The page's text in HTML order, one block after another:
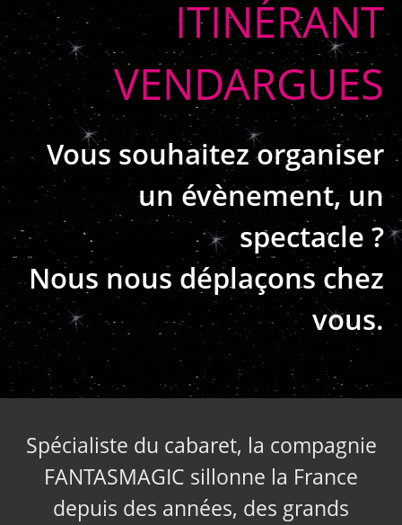
ITINÉRANT
VENDARGUES
Vous souhaitez organiser
un évènement, un
spectacle ?
Nous nous déplaçons chez
vous.
Spécialiste du cabaret, la compagnie
FANTASMAGIC sillonne la France
depuis des années, des grands